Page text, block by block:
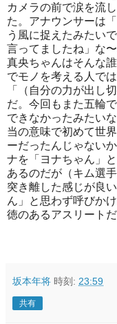
カメラの前で涙を流
た。アナウンサーは
う風に捉えたみたい
言ってましたね」な
真央ちゃんはそんな
でモノを考える人で
「（自分の力が出し
だ。今回もまた五輪
できなかったみたい
当の意味で初めて世
ーだったんじゃない
ナを「ヨナちゃん」
あるのだが（キム選
突き離した感じが良
ん」と思わず呼びか
徳のあるアスリートだ
坂本年将 時刻: 23:59
共有